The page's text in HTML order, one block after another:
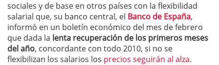
sociales y de base en otros países con la flexibilidad
salarial que, su banco central, el Banco de España,
informó en un boletín económico del mes de febrero
que dada la lenta recuperación de los primeros meses
del año, concordante con todo 2010, si no se
flexibilizan los salarios los precios seguirán al alza.